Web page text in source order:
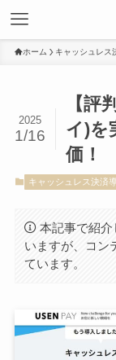
ホーム キャッシュレス
【評
イ)を
価！
2025
1/16
キャッシュレス決済
本記事で紹
いますが、コン
ています。